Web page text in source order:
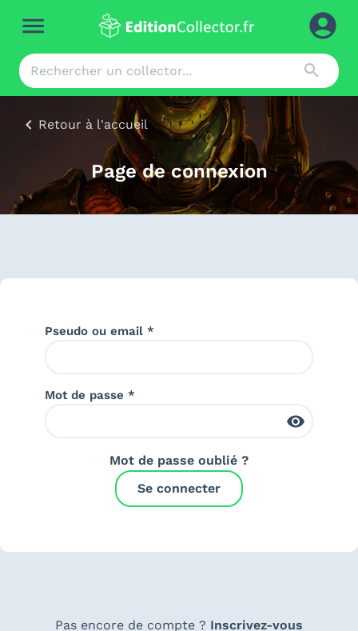
Retour à l'accueil
Page de connexion
Pseudo ou email *
Mot de passe *
Mot de passe oublié ?
Se connecter
Pas encore de compte ? Inscrivez-vous